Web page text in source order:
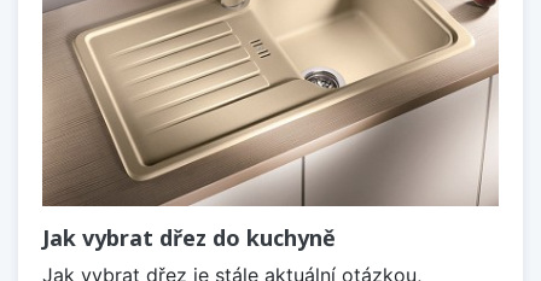
Jak vybrat dřez do kuchyně
Jak vybrat dřez je stále aktuální otázkou,